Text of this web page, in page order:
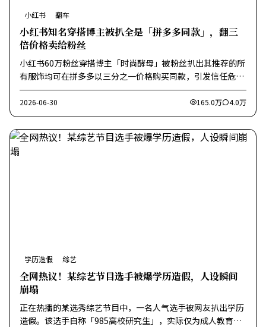
小红书 翻车
小红书知名穿搭博主被扒全是「拼多多同款」，翻三
倍价格卖给粉丝
小红书60万粉丝穿搭博主「时尚酵母」被粉丝扒出其推荐的所
有服饰均可在拼多多以三分之一价格购买同款，引发信任危
机。
2026-06-30 165.0万 4.0万
学历造假 综艺
全网热议！某综艺节目选手被爆学历造假，人设瞬间
崩塌
正在热播的某选秀综艺节目中，一名人气选手被网友扒出学历
造假。该选手自称「985高校研究生」，实际仅为成人教育专